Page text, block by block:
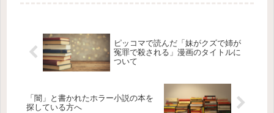
ピッコマで読んだ「妹がクズで姉が
冤罪で殺される」漫画のタイトルに
ついて
「闇」と書かれたホラー小説の本を
探している方へ